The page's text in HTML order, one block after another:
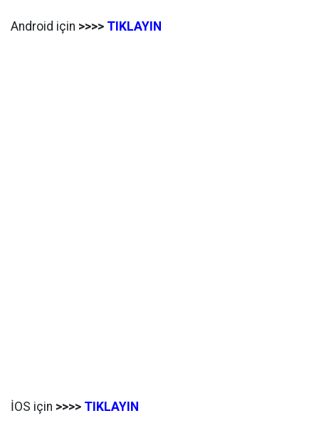
Android için >>>> TIKLAYIN
İOS için >>>> TIKLAYIN